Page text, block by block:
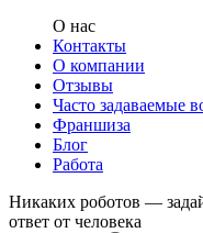
О нас
Контакты
О компании
Отзывы
Часто задаваемые
Франшиза
Блог
Работа
Никаких роботов —
ответ от человека